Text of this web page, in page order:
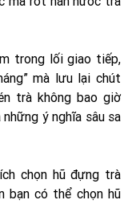
trong lối giao tiếp,
mà lưu lại chút
trà không bao giờ
ý nghĩa sâu sa
chọn hũ đựng trà
bạn có thể chọn hũ